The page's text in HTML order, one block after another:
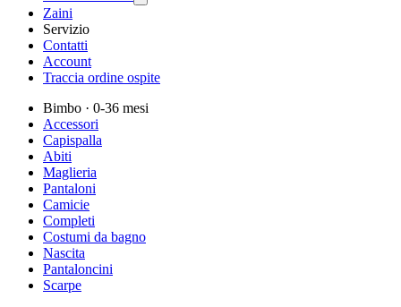
Zaini
Servizio
Contatti
Account
Traccia ordine ospite
Bimbo · 0-36 mesi
Accessori
Capispalla
Abiti
Maglieria
Pantaloni
Camicie
Completi
Costumi da bagno
Nascita
Pantaloncini
Scarpe